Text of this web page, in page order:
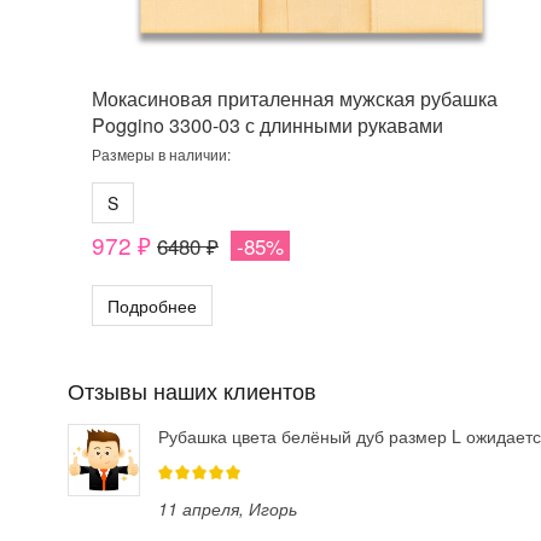
Мокасиновая приталенная мужская рубашка
Poggino 3300-03 с длинными рукавами
Размеры в наличии:
S
972 ₽ 6480 ₽ -85%
Подробнее
Отзывы наших клиентов
Рубашка цвета белёный дуб размер L
11 апреля, Игорь